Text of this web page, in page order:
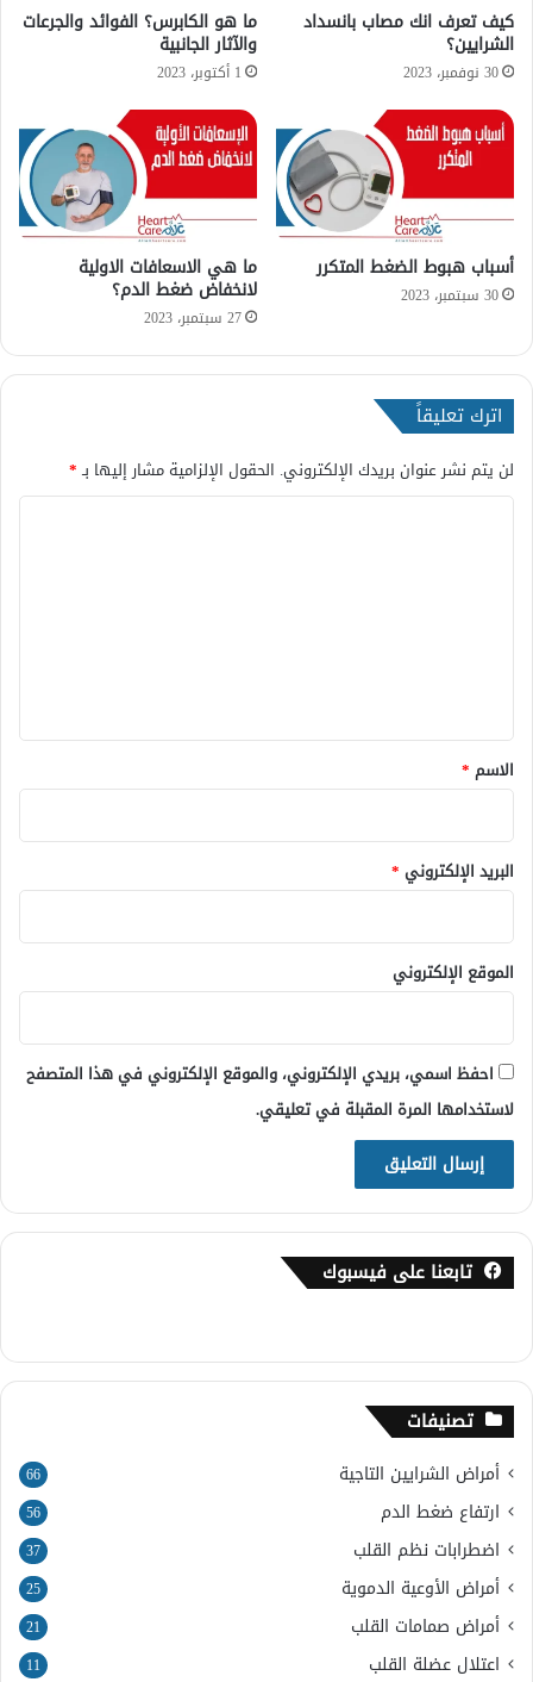
ا
ب
و
ل
ر
ا
و
ط
ا
ل
ا
ي
كيف تعرف انك مصاب بانسداد
الشرايين؟
30 نوفمبر، 2023
ما هو الكابرس؟ الفوائد والجرعات
والآثار الجانبية
1 أكتوبر، 2023
أسباب هبوط الضغط المتكرر
30 سبتمبر، 2023
ما هي الاسعافات الاولية
لانخفاض ضغط الدم؟
27 سبتمبر، 2023
اترك تعليقاً
لن يتم نشر عنوان بريدك الإلكتروني. الحقول الإلزامية مشار إليها بـ*
*
الاسم *
البريد الإلكتروني *
الموقع الإلكتروني
احفظ اسمي، بريدي الإلكتروني، والموقع الإلكتروني في هذا المتصفح
لاستخدامها المرة المقبلة في تعليقي.
تابعنا على فيسبوك
تصنيفات
أمراض الشرايين التاجية 66
ارتفاع ضغط الدم 56
اضطرابات نظم القلب 37
أمراض الأوعية الدموية 25
أمراض صمامات القلب 21
اعتلال عضلة القلب 11